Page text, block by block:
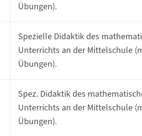
Übungen).
Spezielle Didaktik des
Unterrichts an der Mittelschule
Übungen).
Spez. Didaktik des
Unterrichts an der Mittelschule
Übungen).